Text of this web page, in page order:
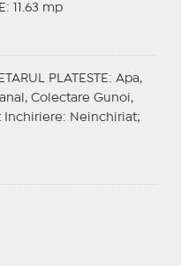
11.63 mp
PLATESTE : Apa,
Colectare Gunoi,
Inchiriere: Neinchiriat;